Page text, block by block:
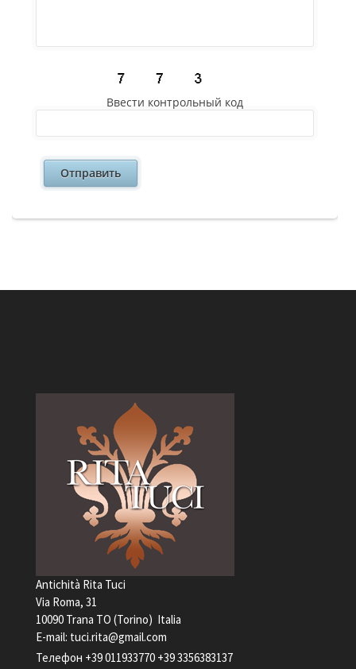
Antichità Rita Tuci
Via Roma, 31
10090 Trana TO (Torino) Italia
Е-mail: tuci.rita@gmail.com
Телефон +39 011933770 +39 3356383137